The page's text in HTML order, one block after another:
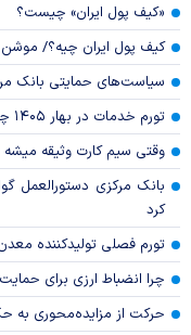
«کیف پول ایران» چیست؟
کیف پول ایران چیه؟/ موشن
سیاست‌های حمایتی بانک
تورم خدمات در بهار ۱۴۰۵ چقدر شد؟
وقتی سیم کارت وثیقه میشه
بانک مرکزی دستورالعمل
کرد
تورم فصلی تولیدکننده
چرا انضباط ارزی برای
حرکت از مزایده‌محوری به